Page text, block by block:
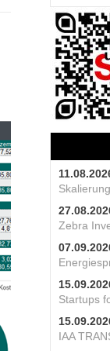
Zebra
Startups
IAA